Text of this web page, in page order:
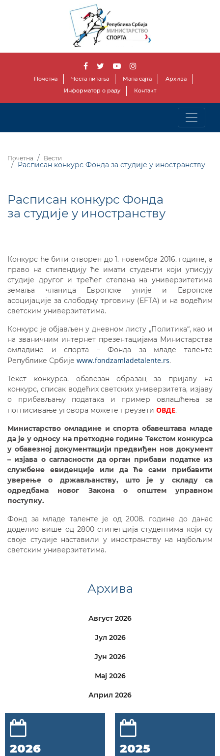
Почетна Честа питања Мапа сајта
Архива
Информатор о раду
Контакт
Почетна Вести
Расписан конкурс Фонда за студије у иностранству
Расписан конкурс Фонда
за студије у иностранству
Конкурс ће бити отворен до 1. новембра 2016. године, а
право на стипендију ће имати студенти који уписују
студије другог и трећег степена на универзитетима
земаља чланица Европске уније и Европске
асоцијације за слободну трговину (ЕFTA) и на водећим
светским универзитетима.
Конкурс је објављен у дневном листу „Политика“, као и
на званичним интернет презентацијама Министарства
омладине и спорта – Фонда за младе таленте
Републике Србије www.fondzamladetalente.rs.
Текст конкурса, обавезан образац за пријаву на
конкурс, списак водећих светских универзитета, изјаву
о прибављању података и пример овлашћења за
потписивање уговора можете преузети ОВДЕ.
Министарство омладине и спорта обавештава младе
да је у односу на претходне године Текстом конкурса
у обавезној документацији предвиђен нов документ
– изјавa о сагласности да орган прибави податке из
службене евиденције или да ће сами прибавити
уверење о држављанству, што је у складу са
одредбама новог Закона о општем управном
поступку.
Фонд за младе таленте је од 2008. године до данас
доделио више од 2800 стипендија студентима који су
своје студије наставили у иностранству на најбољим
светским универзитетима.
Архива
Август 2026
Јул 2026
Јун 2026
Мај 2026
Април 2026
2026 2025